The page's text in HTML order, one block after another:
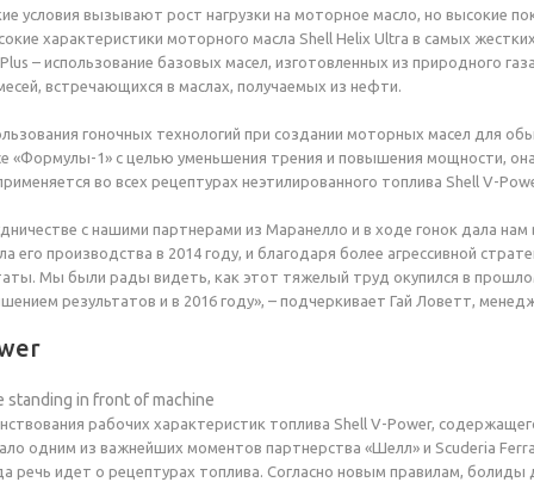
условия вызывают рост нагрузки на моторное масло, но высокие
характеристики моторного масла Shell Helix Ultra в самых
– использование базовых масел, изготовленных из природного
встречающихся в маслах, получаемых из нефти.
гоночных технологий при создании моторных масел для
«Формулы-1» с целью уменьшения трения и повышения мощности,
во всех рецептурах неэтилированного топлива Shell V-
с нашими партнерами из Маранелло и в ходе гонок дала
его производства в 2014 году, и благодаря более агрессивной
Мы были рады видеть, как этот тяжелый труд окупился в
результатов и в 2016 году», – подчеркивает Гай Ловетт,
рабочих характеристик топлива Shell V-Power,
одним из важнейших моментов партнерства «Шелл» и Scuderia
речь идет о рецептурах топлива. Согласно новым правилам,